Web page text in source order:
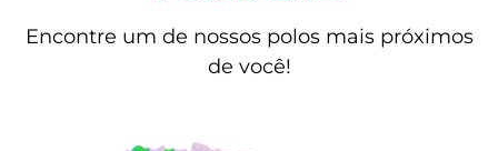
Encontre um de nossos polos mais próximos
de você!